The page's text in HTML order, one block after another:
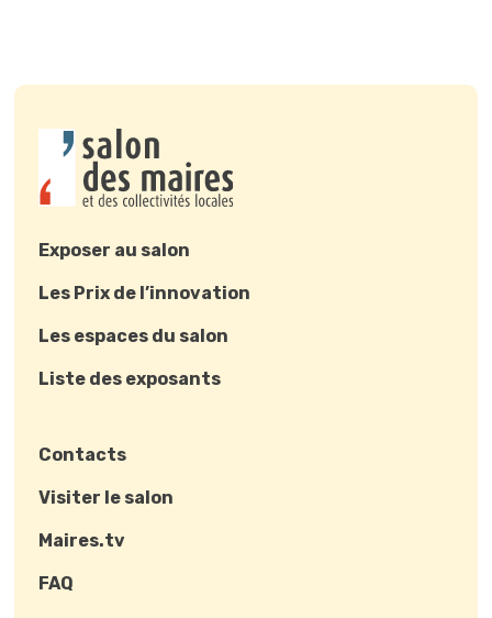
Exposer au salon
Les Prix de l’innovation
Les espaces du salon
Liste des exposants
Contacts
Visiter le salon
Maires.tv
FAQ